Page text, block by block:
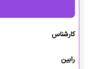
کارشناس
رابین